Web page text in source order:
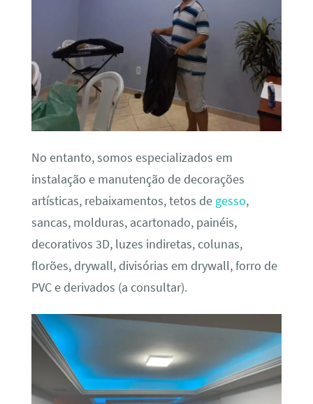
No entanto, somos especializados em
instalação e manutenção de decorações
artísticas, rebaixamentos, tetos de gesso,
sancas, molduras, acartonado, painéis,
decorativos 3D, luzes indiretas, colunas,
florões, drywall, divisórias em drywall, forro de
PVC e derivados (a consultar).